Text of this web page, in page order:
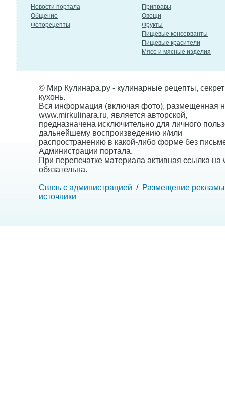
Новости портала
Общение
Фоторецепты
Приправы
Овощи
Фрукты
Пищевые консерванты
Пищевые красители
Мясо и мясные изделия
© Мир Кулинара.ру - кулинарные рецепты,
кухонь.
Вся информация (включая фото), размещенная
www.mirkulinara.ru, является авторской,
предназначена исключительно для личного
дальнейшему воспроизведению и/или
распространению в какой-либо форме без
Администрации портала.
При перепечатке материала активная ссылка на
обязательна.
Связь с администрацией / Размещение рекламы
источники